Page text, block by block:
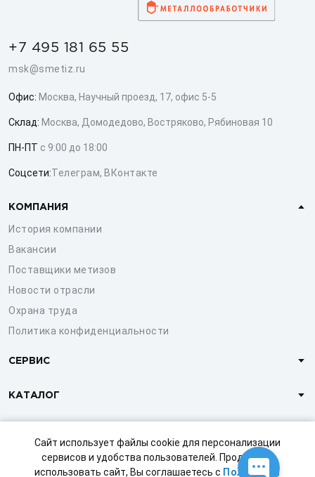
Сайт использует файлы cookie для персонализации
сервисов и удобства пользователей. Продолжая
использовать сайт, Вы соглашаетесь с Политикой
+7 495 181 65 55
msk@smetiz.ru
Офис: Москва, Научный проезд, 17, офис 5-5
Склад: Москва, Домодедово, Востряково, Рябиновая 10
ПН-ПТ с 9:00 до 18:00
Соцсети:Телеграм, ВКонтакте
КОМПАНИЯ
История компании
Вакансии
Поставщики метизов
Новости отрасли
Охрана труда
Политика конфиденциальности
СЕРВИС
КАТАЛОГ